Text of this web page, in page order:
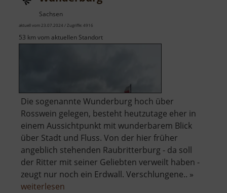
Sachsen
aktuell vom 23.07.2024 / Zugriffe: 4916
53 km vom aktuellen Standort
Die sogenannte Wunderburg hoch über
Rosswein gelegen, besteht heutzutage eher in
einem Aussichtpunkt mit wunderbarem Blick
über Stadt und Fluss. Von der hier früher
angeblich stehenden Raubritterburg - da soll
der Ritter mit seiner Geliebten verweilt haben -
zeugt nur noch ein Erdwall. Verschlungene.. »
weiterlesen